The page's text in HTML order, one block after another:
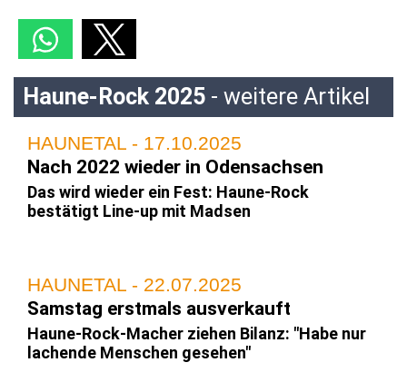
Haune-Rock 2025 - weitere Artikel
HAUNETAL - 17.10.2025
Nach 2022 wieder in Odensachsen
Das wird wieder ein Fest: Haune-Rock
bestätigt Line-up mit Madsen
HAUNETAL - 22.07.2025
Samstag erstmals ausverkauft
Haune-Rock-Macher ziehen Bilanz: "Habe nur
lachende Menschen gesehen"